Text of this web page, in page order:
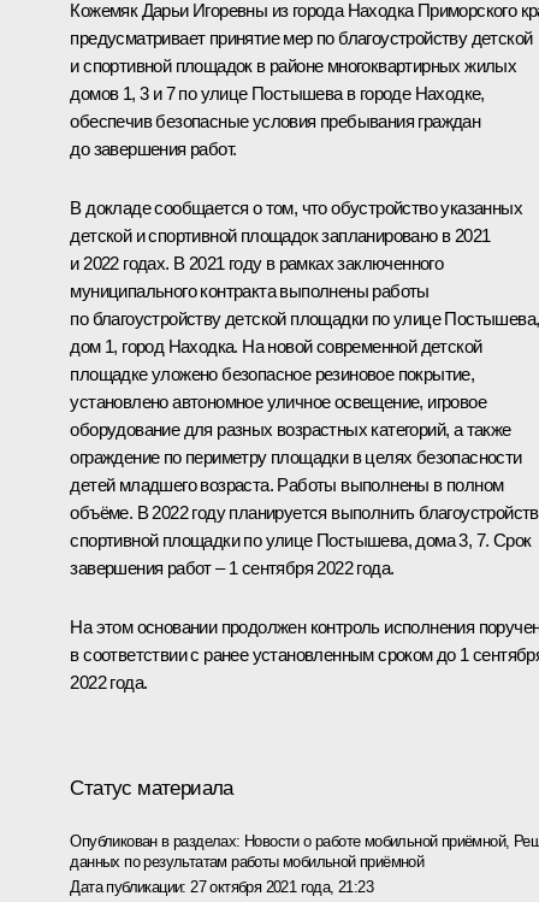
Кожемяк Дарьи Игоревны из города Находка Приморского
предусматривает принятие мер по благоустройству детской
и спортивной площадок в районе многоквартирных жилых
домов 1, 3 и 7 по улице Постышева в городе Находке,
обеспечив безопасные условия пребывания граждан
до завершения работ.
В докладе сообщается о том, что обустройство указанных
детской и спортивной площадок запланировано в 2021
и 2022 годах. В 2021 году в рамках заключенного
муниципального контракта выполнены работы
по благоустройству детской площадки по улице Постышева,
дом 1, город Находка. На новой современной детской
площадке уложено безопасное резиновое покрытие,
установлено автономное уличное освещение, игровое
оборудование для разных возрастных категорий, а также
ограждение по периметру площадки в целях безопасности
детей младшего возраста. Работы выполнены в полном
объёме. В 2022 году планируется выполнить
спортивной площадки по улице Постышева, дома 3, 7. Срок
завершения работ – 1 сентября 2022 года.
На этом основании продолжен контроль исполнения
в соответствии с ранее установленным сроком до 1
2022 года.
Статус материала
Опубликован в разделах: Новости о работе мобильной приёмной,
данных по результатам работы мобильной приёмной
Дата публикации: 27 октября 2021 года, 21:23